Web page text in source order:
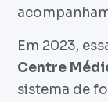
Em 2023,
Centre
sistema de